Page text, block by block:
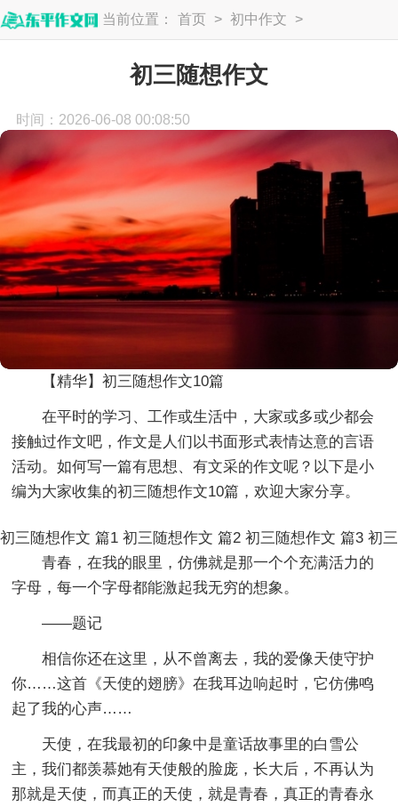
当前位置： 首页 > 初中作文 >
初三随想作文
时间：2026-06-08 00:08:50
【精华】初三随想作文10篇
在平时的学习、工作或生活中，大家或多或少都会
接触过作文吧，作文是人们以书面形式表情达意的言语
活动。如何写一篇有思想、有文采的作文呢？以下是小
编为大家收集的初三随想作文10篇，欢迎大家分享。
初三随想作文 篇1
青春，在我的眼里，仿佛就是那一个个充满活力的
字母，每一个字母都能激起我无穷的想象。
——题记
相信你还在这里，从不曾离去，我的爱像天使守护
你……这首《天使的翅膀》在我耳边响起时，它仿佛鸣
起了我的心声……
天使，在我最初的印象中是童话故事里的白雪公
主，我们都羡慕她有天使般的脸庞，长大后，不再认为
那就是天使，而真正的天使，就是青春，真正的青春永
初三随想作文 篇2 初三随想作文 篇3 初三